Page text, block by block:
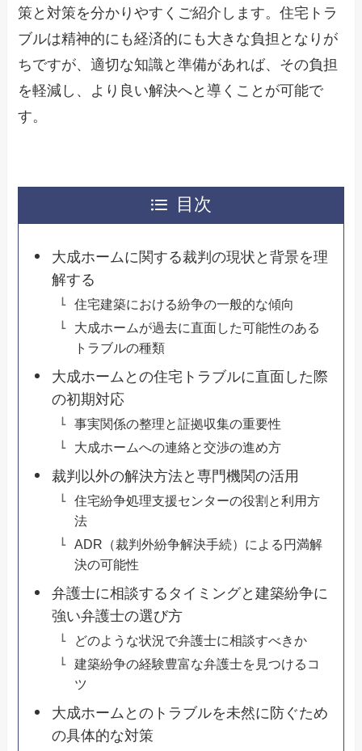
策と対策を分かりやすくご紹介します。住宅トラ
ブルは精神的にも経済的にも大きな負担となりが
ちですが、適切な知識と準備があれば、その負担
を軽減し、より良い解決へと導くことが可能で
す。
目次
大成ホームに関する裁判の現状と背景を理
解する
住宅建築における紛争の一般的な傾向
大成ホームが過去に直面した可能性のある
トラブルの種類
大成ホームとの住宅トラブルに直面した際
の初期対応
事実関係の整理と証拠収集の重要性
大成ホームへの連絡と交渉の進め方
裁判以外の解決方法と専門機関の活用
住宅紛争処理支援センターの役割と利用方
法
ADR（裁判外紛争解決手続）による円満解
決の可能性
弁護士に相談するタイミングと建築紛争に
強い弁護士の選び方
どのような状況で弁護士に相談すべきか
建築紛争の経験豊富な弁護士を見つけるコ
ツ
大成ホームとのトラブルを未然に防ぐため
の具体的な対策